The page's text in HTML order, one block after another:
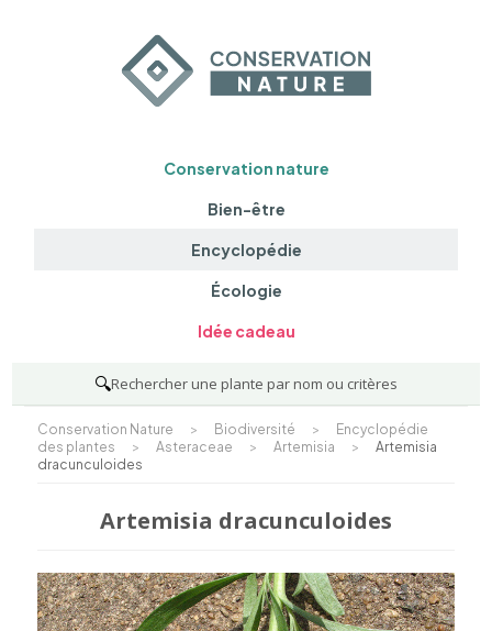
Conservation nature
Bien-être
Encyclopédie
Écologie
Idée cadeau
🔍Rechercher une plante par nom ou critères
Conservation Nature > Biodiversité >
Encyclopédie
des plantes
> Asteraceae > Artemisia >
Artemisia
dracunculoides
Artemisia dracunculoides